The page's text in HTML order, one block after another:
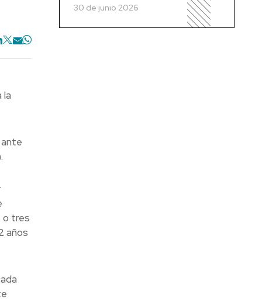
la
o tres
años
30 de junio 2026